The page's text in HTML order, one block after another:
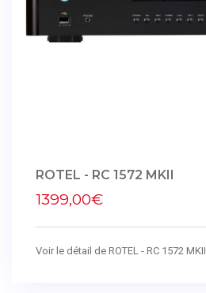
ROTEL - RC 1572 MKII
1399,00€
Voir le détail de ROTEL - RC 1572 MKII